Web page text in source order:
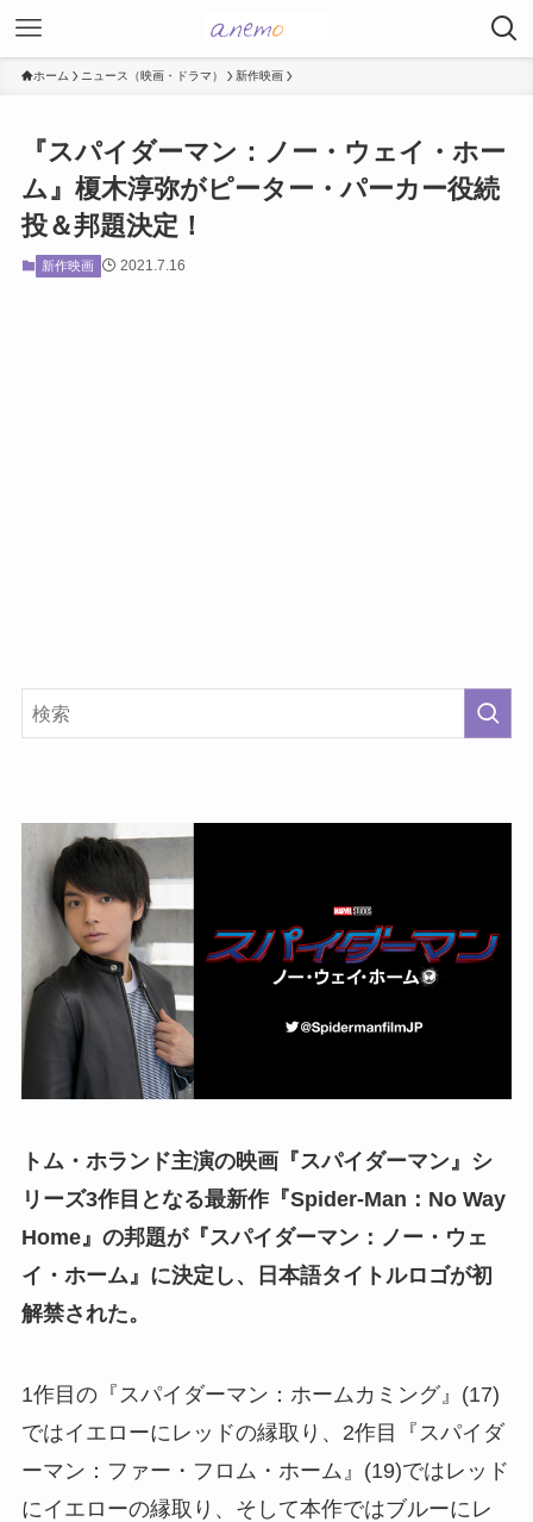
ホーム ニュース（映画・ドラマ） 新作映画
『スパイダーマン：ノー・ウェイ・ホー
ム』榎木淳弥がピーター・パーカー役続
投＆邦題決定！
新作映画 2021.7.16
トム・ホランド主演の映画『スパイダーマン』シ
リーズ3作目となる最新作『Spider-Man：No Way
Home』の邦題が『スパイダーマン：ノー・ウェ
イ・ホーム』に決定し、日本語タイトルロゴが初
解禁された。
1作目の『スパイダーマン：ホームカミング』(17)
ではイエローにレッドの縁取り、2作目『スパイダ
ーマン：ファー・フロム・ホーム』(19)ではレッド
にイエローの縁取り、そして本作ではブルーにレ